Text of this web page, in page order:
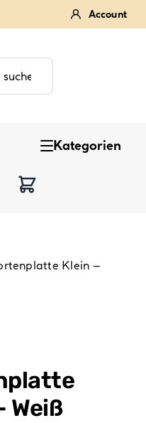
Account
Kategorien
Klein –
Weiß